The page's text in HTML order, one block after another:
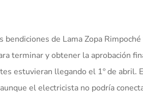
bendiciones de Lama Zopa
terminar y obtener la aprobación
estuvieran llegando el 1º de
el electricista no podría